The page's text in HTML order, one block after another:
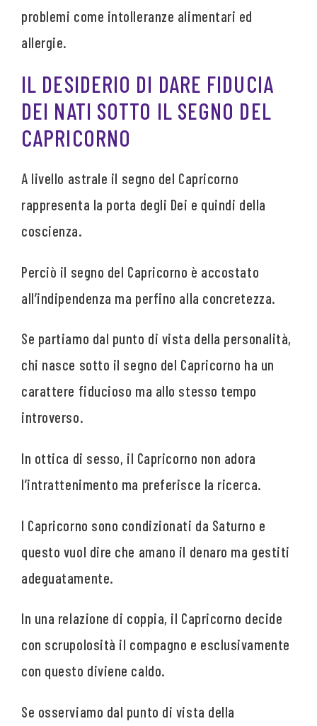
problemi come intolleranze alimentari ed
allergie.
IL DESIDERIO DI DARE FIDUCIA
DEI NATI SOTTO IL SEGNO DEL
CAPRICORNO
A livello astrale il segno del Capricorno
rappresenta la porta degli Dei e quindi della
coscienza.
Perciò il segno del Capricorno è accostato
all’indipendenza ma perfino alla concretezza.
Se partiamo dal punto di vista della personalità,
chi nasce sotto il segno del Capricorno ha un
carattere fiducioso ma allo stesso tempo
introverso.
In ottica di sesso, il Capricorno non adora
l’intrattenimento ma preferisce la ricerca.
I Capricorno sono condizionati da Saturno e
questo vuol dire che amano il denaro ma gestiti
adeguatamente.
In una relazione di coppia, il Capricorno decide
con scrupolosità il compagno e esclusivamente
con questo diviene caldo.
Se osserviamo dal punto di vista della